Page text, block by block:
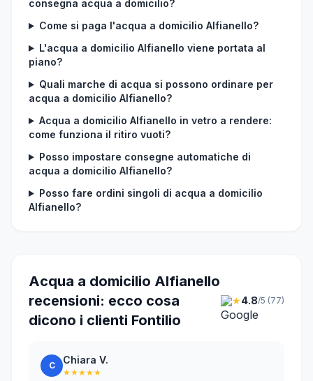
consegna acqua a domicilio?
Come si paga l'acqua a domicilio Alfianello?
L'acqua a domicilio Alfianello viene portata al
piano?
Quali marche di acqua si possono ordinare per
acqua a domicilio Alfianello?
Acqua a domicilio Alfianello in vetro a rendere:
come funziona il ritiro vuoti?
Posso impostare consegne automatiche di
acqua a domicilio Alfianello?
Posso fare ordini singoli di acqua a domicilio
Alfianello?
Acqua a domicilio Alfianello
recensioni: ecco cosa
dicono i clienti Fontilio
★4.8/5 (77)
C Chiara V.
★★★★★